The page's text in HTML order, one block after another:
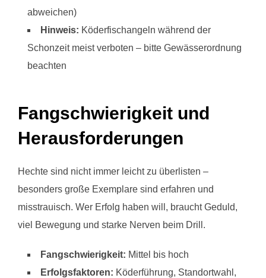
abweichen)
Hinweis: Köderfischangeln während der
Schonzeit meist verboten – bitte Gewässerordnung
beachten
Fangschwierigkeit und
Herausforderungen
Hechte sind nicht immer leicht zu überlisten –
besonders große Exemplare sind erfahren und
misstrauisch. Wer Erfolg haben will, braucht Geduld,
viel Bewegung und starke Nerven beim Drill.
Fangschwierigkeit: Mittel bis hoch
Erfolgsfaktoren: Köderführung, Standortwahl,